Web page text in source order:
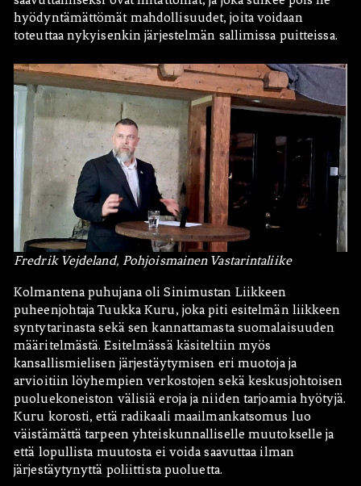
hyödyntämättömät mahdollisuudet, joita voidaan
toteuttaa nykyisenkin järjestelmän sallimissa puitteissa.
Fredrik Vejdeland, Pohjoismainen Vastarintaliike
Kolmantena puhujana oli Sinimustan Liikkeen
puheenjohtaja Tuukka Kuru, joka piti esitelmän liikkeen
syntytarinasta sekä sen kannattamasta suomalaisuuden
määritelmästä. Esitelmässä käsiteltiin myös
kansallismielisen järjestäytymisen eri muotoja ja
arvioitiin löyhempien verkostojen sekä keskusjohtoisen
puoluekoneiston välisiä eroja ja niiden tarjoamia hyötyjä.
Kuru korosti, että radikaali maailmankatsomus luo
väistämättä tarpeen yhteiskunnalliselle muutokselle ja
että lopullista muutosta ei voida saavuttaa ilman
järjestäytynyttä poliittista puoluetta.